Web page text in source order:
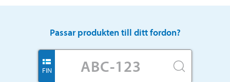
Passar produkten till ditt fordon?
FIN